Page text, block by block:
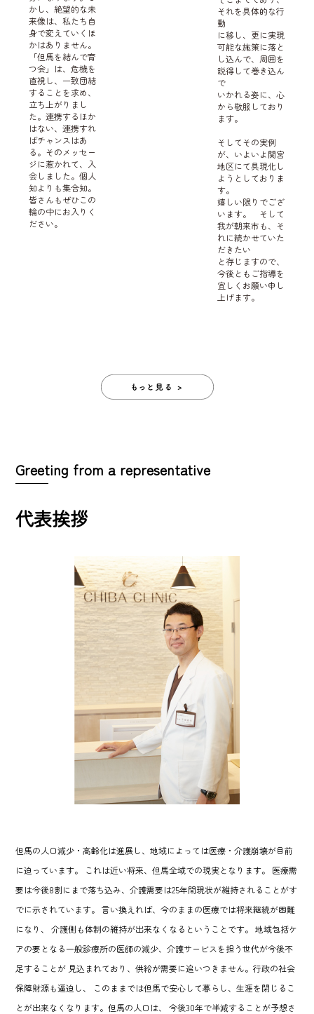
かし、絶望的な未
来像は、私たち自
身で変えていくほ
かはありません。
「但馬を結んで育
つ会」は、危機を
直視し、一致団結
することを求め、
立ち上がりまし
た。連携するほか
はない、連携すれ
ばチャンスはあ
る。そのメッセー
ジに惹かれて、入
会しました。個人
知よりも集合知。
皆さんもぜひこの
輪の中にお入りく
ださい。
それを具体的な行
動
に移し、更に実現
可能な施策に落と
し込んで、周囲を
説得して巻き込ん
で
いかれる姿に、心
から敬服しており
ます。
そしてその実例
が、いよいよ関宮
地区にて具現化し
ようとしておりま
す。
嬉しい限りでござ
います。 そして
我が朝来市も、そ
れに続かせていた
だきたい
と存じますので、
今後ともご指導を
宜しくお願い申し
上げます。
Greeting from a representative
代表挨拶
但馬の人口減少・高齢化は進展し、地域によっては医療・介護崩壊が目前
に迫っています。
これは近い将来、但馬全域での現実となります。
医療需
要は今後8割にまで落ち込み、介護需要は25年間現状が維持されることがす
でに示されています。 言い換えれば、今のままの医療では将来継続が困難
になり、
介護側も体制の維持が出来なくなるということです。 地域包括ケ
アの要となる一般診療所の医師の減少、介護サービスを担う世代が今後不
足することが 見込まれており、供給が需要に追いつきません。行政の社会
保障財源も逼迫し、
このままでは但馬で安心して暮らし、生涯を閉じるこ
とが出来なくなります。但馬の人口は、
今後30年で半減することが予想さ